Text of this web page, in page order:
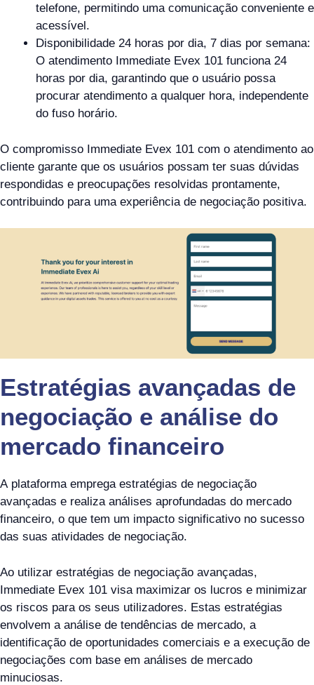
telefone, permitindo uma comunicação conveniente e
acessível.
Disponibilidade 24 horas por dia, 7 dias por semana:
O atendimento Immediate Evex 101 funciona 24
horas por dia, garantindo que o usuário possa
procurar atendimento a qualquer hora, independente
do fuso horário.
O compromisso Immediate Evex 101 com o atendimento ao
cliente garante que os usuários possam ter suas dúvidas
respondidas e preocupações resolvidas prontamente,
contribuindo para uma experiência de negociação positiva.
Estratégias avançadas de
negociação e análise do
mercado financeiro
A plataforma emprega estratégias de negociação
avançadas e realiza análises aprofundadas do mercado
financeiro, o que tem um impacto significativo no sucesso
das suas atividades de negociação.
Ao utilizar estratégias de negociação avançadas,
Immediate Evex 101 visa maximizar os lucros e minimizar
os riscos para os seus utilizadores. Estas estratégias
envolvem a análise de tendências de mercado, a
identificação de oportunidades comerciais e a execução de
negociações com base em análises de mercado
minuciosas.